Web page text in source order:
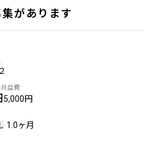
があります
5,000円
1.0ヶ月